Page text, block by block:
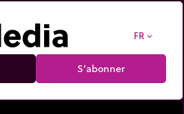
FR expand_more
S’abonner